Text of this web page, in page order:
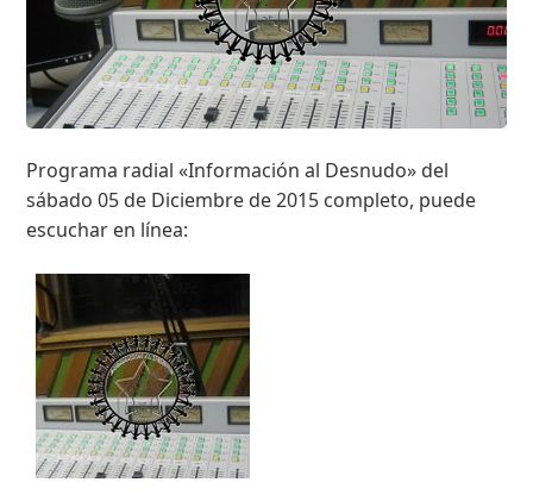
Programa radial «Información al Desnudo» del
sábado 05 de Diciembre de 2015 completo, puede
escuchar en línea: